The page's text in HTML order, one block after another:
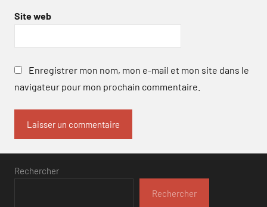
Site web
Enregistrer mon nom, mon e-mail et mon site dans le
navigateur pour mon prochain commentaire.
Rechercher
Rechercher